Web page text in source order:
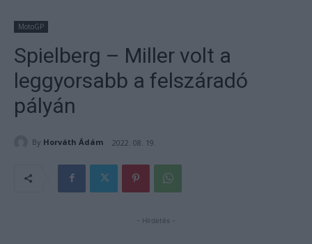
MotoGP
Spielberg – Miller volt a
leggyorsabb a felszáradó
pályán
By Horváth Ádám 2022. 08. 19.
- Hirdetés -